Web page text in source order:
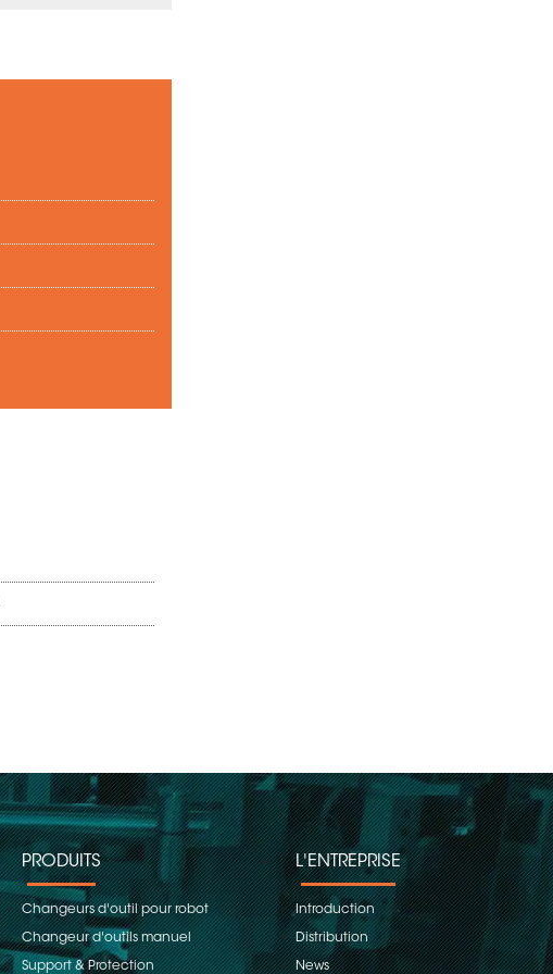
PRODUITS
Changeurs d'outil pour robot
Changeur d'outils manuel
Support & Protection
L'ENTREPRISE
Introduction
Distribution
News